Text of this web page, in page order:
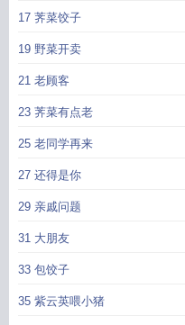
读宋檀家具官网价格表 我在仙界
记事免费阅读全文
17 荠菜饺子
19 野菜开卖
21 老顾客
23 荠菜有点老
25 老同学再来
27 还得是你
29 亲戚问题
31 大朋友
33 包饺子
35 紫云英喂小猪